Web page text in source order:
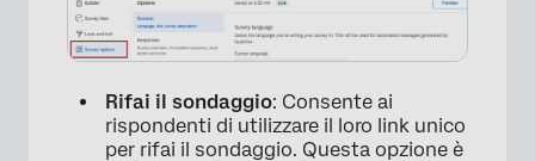
Rifai il sondaggio: Consente ai
rispondenti di utilizzare il loro link unico
per rifai il sondaggio. Questa opzione è